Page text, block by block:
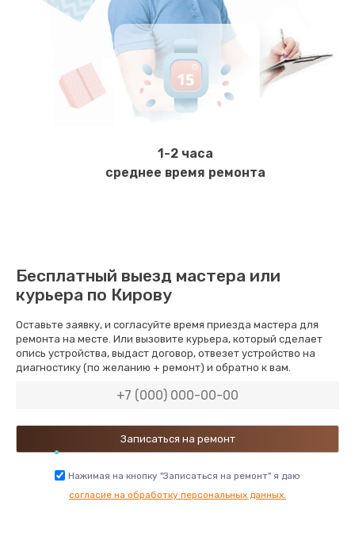
1-2 часа
среднее время ремонта
Бесплатный выезд мастера или
курьера по Кирову
Оставьте заявку, и согласуйте время приезда мастера для
ремонта на месте. Или вызовите курьера, который сделает
опись устройства, выдаст договор, отвезет устройство на
диагностику (по желанию + ремонт) и обратно к вам.
Нажимая на кнопку "Записаться на ремонт" я даю
согласие на обработку персональных данных.